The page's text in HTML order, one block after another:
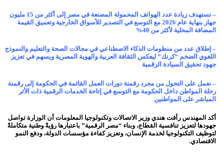
– نستهدف زيادة عدد الهواتف المحمولة المصنعة في مصر إلى أكثر من 15 مليون
جهاز بنهاية عام 2026 مع التوسع في التصدير للأسواق الخارجية وتعميق القيمة
المضافة المحلية لأكثر من 40%
– إطلاق عدد من منظومات الذكاء الاصطناعي في مجالات الصحة والتعليم والنموذج
اللغوي الضخم “كرنك” ليعكس الثقافة العربية والهوية المصرية ويسهم في تعزيز
جهود تحقيق السيادة الرقمية
– نعمل على التحول من مجرد رقمنة دورات العمل القائمة في الحكومة إلى رقمنة
رحلة المواطن داخل الحكومة مع التوسع في إتاحة الخدمات الرقمية ذات الأثر
المباشر على المواطنين
أكد المهندس رأفت هندي وزير الاتصالات وتكنولوجيا المعلومات أن الوزارة تواصل
جهودها لتعزيز تنافسية القطاع، وبناء “مصر الرقمية” باعتبارها رؤيةً وطنية متكاملةً
لتوظيف التكنولوجيا لخدمة الإنسان، وتعزيز كفاءة مؤسسات الدولة، ودفع النمو
الاقتصادي.